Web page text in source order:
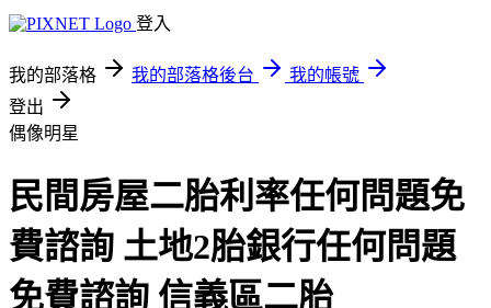
登入
我的部落格 我的部落格後台
我的帳號
登出
偶像明星
民間房屋二胎利率任何問題免
費諮詢 土地2胎銀行任何問題
免費諮詢 信義區二胎